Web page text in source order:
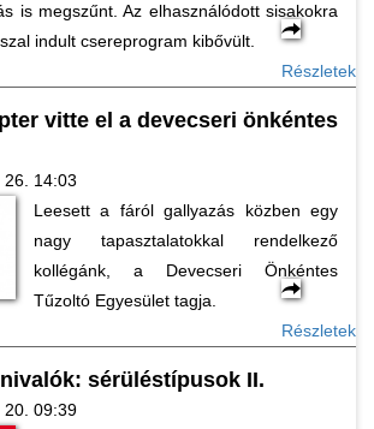
is megszűnt. Az elhasználódott sisakokra
indult csereprogram kibővült.
Részletek
vitte el a devecseri önkéntes
26. 14:03
Leesett a fáról gallyazás közben egy
nagy tapasztalatokkal rendelkező
kollégánk, a Devecseri Önkéntes
Tűzoltó Egyesület tagja.
Részletek
sérüléstípusok II.
20. 09:39